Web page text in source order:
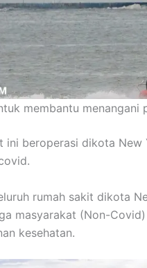
membantu menangani
ini beroperasi dikota New
rumah sakit dikota
masyarakat (Non-
kesehatan.